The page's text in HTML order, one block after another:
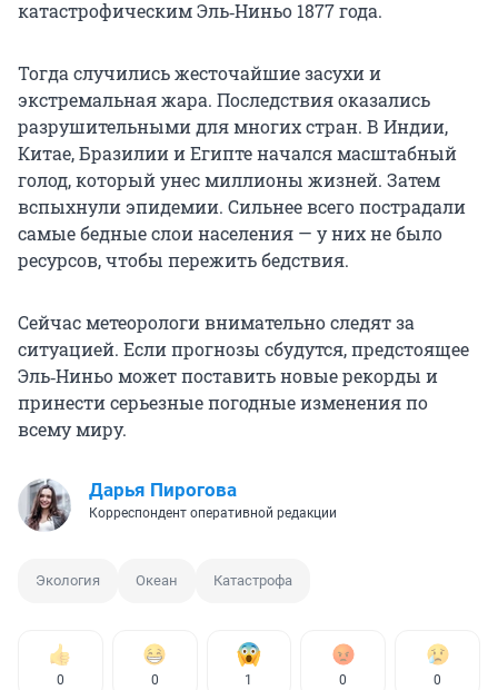
катастрофическим Эль‑Ниньо 1877 года.
Тогда случились жесточайшие засухи и
экстремальная жара. Последствия оказались
разрушительными для многих стран. В Индии,
Китае, Бразилии и Египте начался масштабный
голод, который унес миллионы жизней. Затем
вспыхнули эпидемии. Сильнее всего пострадали
самые бедные слои населения — у них не было
ресурсов, чтобы пережить бедствия.
Сейчас метеорологи внимательно следят за
ситуацией. Если прогнозы сбудутся, предстоящее
Эль‑Ниньо может поставить новые рекорды и
принести серьезные погодные изменения по
всему миру.
Дарья Пирогова
Корреспондент оперативной редакции
Экология Океан Катастрофа
0 0 1 0 0